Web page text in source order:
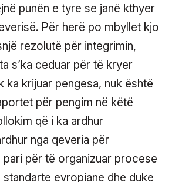
punën e tyre se janë kthyer
Për herë po mbyllet kjo
rezolutë për integrimin,
s’ka ceduar për të kryer
ka krijuar pengesa, nuk është
për pengim në këtë
që i ka ardhur
nga qeveria për
pari për të organizuar procese
evropiane dhe duke